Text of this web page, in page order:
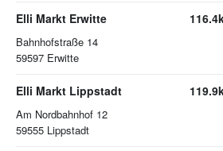
Elli Markt Erwitte
Bahnhofstraße 14
59597 Erwitte
Elli Markt Lippstadt
Am Nordbahnhof 12
59555 Lippstadt